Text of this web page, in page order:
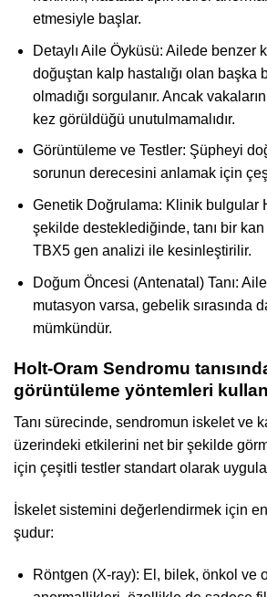
etmesiyle başlar.
Detaylı Aile Öyküsü: Ailede benzer
doğuştan kalp hastalığı olan başka
olmadığı sorgulanır. Ancak
kez görüldüğü unutulmamalıdır.
Görüntüleme ve Testler: Şüpheyi
sorunun derecesini anlamak için
Genetik Doğrulama: Klinik bulgular
şekilde desteklediğinde, tanı bir
TBX5 gen analizi ile kesinleştirilir.
Doğum Öncesi (Antenatal) Tanı:
mutasyon varsa, gebelik sırasında
mümkündür.
Holt-Oram Sendromu
görüntüleme yöntemleri
Tanı sürecinde, sendromun iskelet ve
üzerindeki etkilerini net bir şekilde
için çeşitli testler standart olarak
İskelet sistemini değerlendirmek için
şudur:
Röntgen (X-ray): El, bilek, önkol ve